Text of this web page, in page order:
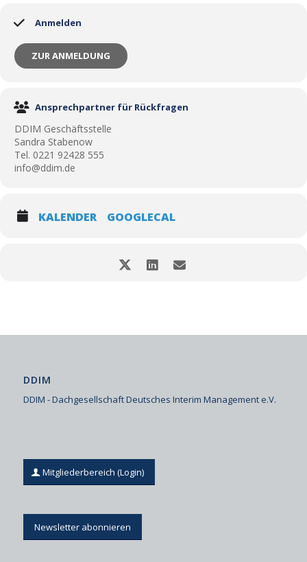
Anmelden
ZUR ANMELDUNG
Ansprechpartner für Rückfragen
DDIM Geschäftsstelle
Sandra Stabenow
Tel. 0221 92428 555
info@ddim.de
KALENDER GOOGLECAL
DDIM
DDIM - Dachgesellschaft Deutsches Interim Management e.V.
Mitgliederbereich (Login)
Newsletter abonnieren